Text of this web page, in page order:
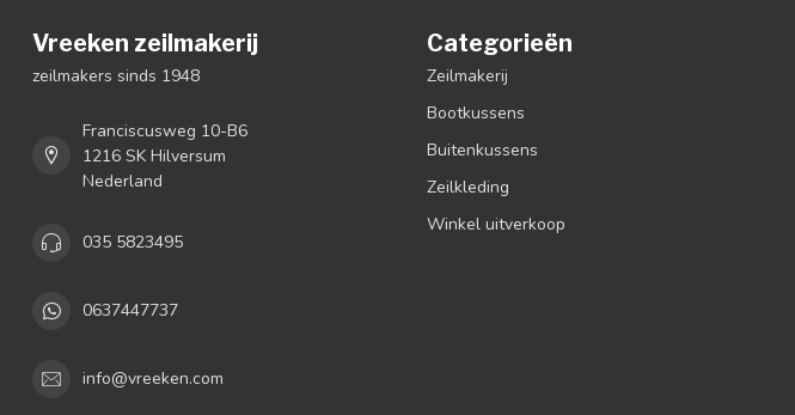
Vreeken zeilmakerij
zeilmakers sinds 1948
Franciscusweg 10-B6
1216 SK Hilversum
Nederland
035 5823495
0637447737
info@vreeken.com
Categorieën
Zeilmakerij
Bootkussens
Buitenkussens
Zeilkleding
Winkel uitverkoop